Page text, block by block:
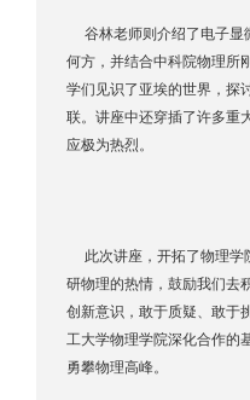
谷林老师则介绍了电子显
何方，并结合中科院物理所
学们见识了亚埃的世界，探
联。讲座中还穿插了许多重
应极为热烈。
此次讲座，开拓了物理学
研物理的热情，鼓励我们去
创新意识，敢于质疑、敢于
工大学物理学院深化合作的
勇攀物理高峰。